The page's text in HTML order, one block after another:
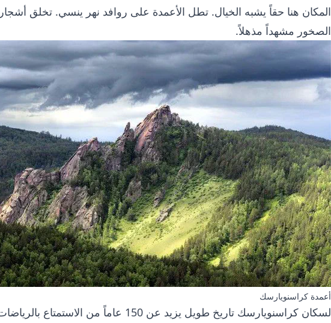
المكان هنا حقاً يشبه الخيال. تطل الأعمدة على روافد نهر ينسي. تخلق أشجار
الصخور مشهداً مذهلاً.
أعمدة كراسنويارسك
لسكان كراسنويارسك تاريخ طويل يزيد عن 150 عاماً